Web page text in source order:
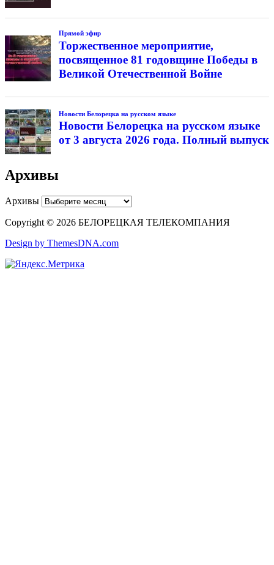
Прямой эфир
Торжественное мероприятие,
посвященное 81 годовщине Победы в
Великой Отечественной Войне
Новости Белорецка на русском языке
Новости Белорецка на русском языке
от 3 августа 2026 года. Полный выпуск
Архивы
Архивы
Copyright © 2026 БЕЛОРЕЦКАЯ ТЕЛЕКОМПАНИЯ
Design by ThemesDNA.com